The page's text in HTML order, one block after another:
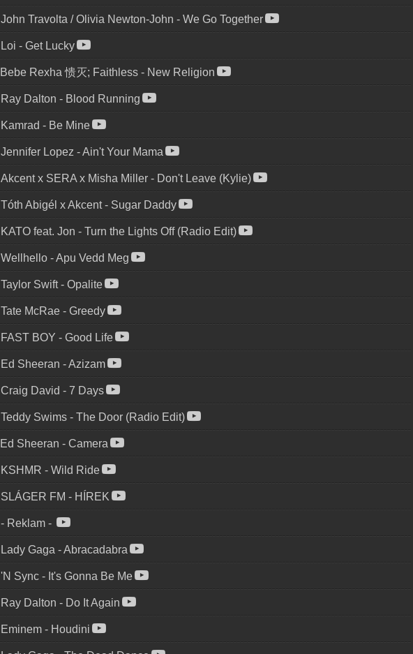
John Travolta / Olivia Newton-John - We Go Together
Loi - Get Lucky
Bebe Rexha 愦灭; Faithless - New Religion
Ray Dalton - Blood Running
Kamrad - Be Mine
Jennifer Lopez -Ain't Your Mama
Akcent x SERA x Misha Miller - Don't Leave (Kylie)
Tóth Abigél x Akcent- Sugar Daddy
KATO feat. Jon - Turn the Lights Off (Radio Edit)
Wellhello -Apu Vedd Meg
Taylor Swift- Opalite
Tate McRae - Greedy
FAST BOY - Good Life
Ed Sheeran -Azizam
Craig David - 7 Days
Teddy Swims - The Door (Radio Edit)
Ed Sheeran - Camera
KSHMR - Wild Ride
SLÁGER FM - HÍREK
- Reklam -
Lady Gaga -Abracadabra
'N Sync - It's Gonna Be Me
Ray Dalton - Do It Again
Eminem - Houdini